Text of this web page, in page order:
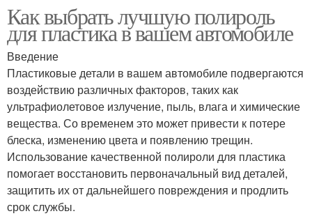
Как выбрать лучшую полироль
для пластика в вашем автомобиле
Введение
Пластиковые детали в вашем автомобиле подвергаются
воздействию различных факторов, таких как
ультрафиолетовое излучение, пыль, влага и химические
вещества. Со временем это может привести к потере
блеска, изменению цвета и появлению трещин.
Использование качественной полироли для пластика
помогает восстановить первоначальный вид деталей,
защитить их от дальнейшего повреждения и продлить
срок службы.